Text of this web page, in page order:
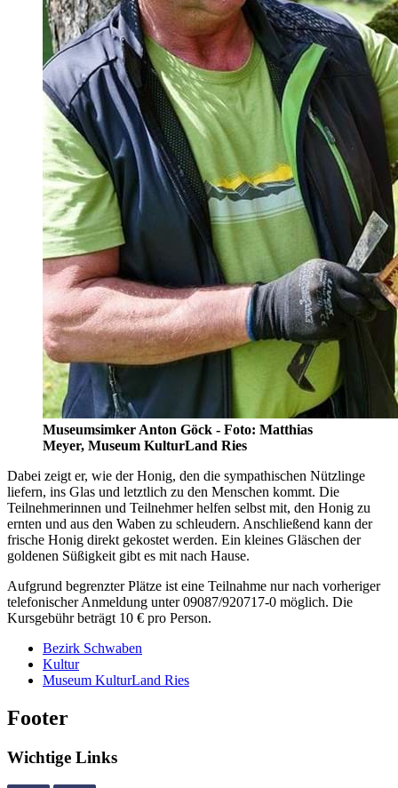
Museumsimker Anton Göck - Foto: Matthias
Meyer, Museum KulturLand Ries
Dabei zeigt er, wie der Honig, den die sympathischen Nützlinge
liefern, ins Glas und letztlich zu den Menschen kommt. Die
Teilnehmerinnen und Teilnehmer helfen selbst mit, den Honig zu
ernten und aus den Waben zu schleudern. Anschließend kann der
frische Honig direkt gekostet werden. Ein kleines Gläschen der
goldenen Süßigkeit gibt es mit nach Hause.
Aufgrund begrenzter Plätze ist eine Teilnahme nur nach vorheriger
telefonischer Anmeldung unter 09087/920717-0 möglich. Die
Kursgebühr beträgt 10 € pro Person.
Bezirk Schwaben
Kultur
Museum KulturLand Ries
Footer
Wichtige Links